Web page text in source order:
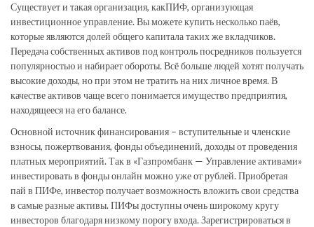
Существует и такая организация, какПИФ, организующая
инвестиционное управление. Вы можете купить несколько паёв,
которые являются долей общего капитала таких же вкладчиков.
Передача собственных активов под контроль посредников пользуется
популярностью и набирает обороты. Всё больше людей хотят получать
высокие доходы, но при этом не тратить на них личное время. В
качестве активов чаще всего понимается имущество предприятия,
находящееся на его балансе.
Основной источник финансирования – вступительные и членские
взносы, пожертвования, фонды объединений, доходы от проведения
платных мероприятий. Так в «Газпромбанк — Управление активами»
инвестировать в фонды онлайн можно уже от рублей. Приобретая
пай в ПИФе, инвестор получает возможность вложить свои средства
в самые разные активы. ПИФы доступны очень широкому кругу
инвесторов благодаря низкому порогу входа. Зарегистрироваться в